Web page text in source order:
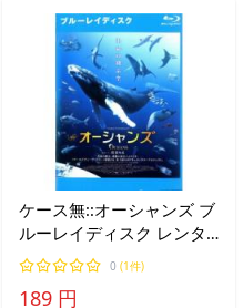
ケース無::オーシャンズ ブ
ルーレイディスク レンタ
ル落ち 中古 Blu-ray
0 (1件)
189 円